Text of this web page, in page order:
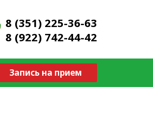
8 (351) 225-36-63
8 (922) 742-44-42
Запись на прием